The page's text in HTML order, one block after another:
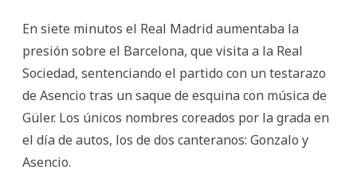
En siete minutos el Real Madrid aumentaba la
presión sobre el Barcelona, que visita a la Real
Sociedad, sentenciando el partido con un testarazo
de Asencio tras un saque de esquina con música de
Güler. Los únicos nombres coreados por la grada en
el día de autos, los de dos canteranos: Gonzalo y
Asencio.